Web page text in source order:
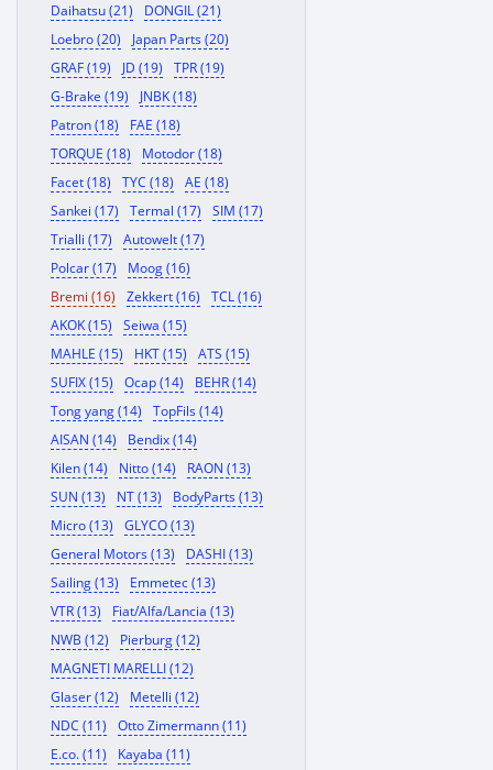
Daihatsu (21)
DONGIL (21)
Loebro (20)
Japan Parts (20)
GRAF (19)
JD (19)
TPR (19)
G-Brake (19)
JNBK (18)
Patron (18)
FAE (18)
TORQUE (18)
Motodor (18)
Facet (18)
TYC (18)
AE (18)
Sankei (17)
Termal (17)
SIM (17)
Trialli (17)
Autowelt (17)
Polcar (17)
Moog (16)
Bremi (16)
Zekkert (16)
TCL (16)
AKOK (15)
Seiwa (15)
MAHLE (15)
HKT (15)
ATS (15)
SUFIX (15)
Ocap (14)
BEHR (14)
Tong yang (14)
TopFils (14)
AISAN (14)
Bendix (14)
Kilen (14)
Nitto (14)
RAON (13)
SUN (13)
NT (13)
BodyParts (13)
Micro (13)
GLYCO (13)
General Motors (13)
DASHI (13)
Sailing (13)
Emmetec (13)
VTR (13)
Fiat/Alfa/Lancia (13)
NWB (12)
Pierburg (12)
MAGNETI MARELLI (12)
Glaser (12)
Metelli (12)
NDC (11)
Otto Zimermann (11)
E.co. (11)
Kayaba (11)